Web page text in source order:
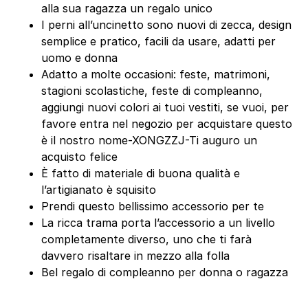
alla sua ragazza un regalo unico
I perni all’uncinetto sono nuovi di zecca, design
semplice e pratico, facili da usare, adatti per
uomo e donna
Adatto a molte occasioni: feste, matrimoni,
stagioni scolastiche, feste di compleanno,
aggiungi nuovi colori ai tuoi vestiti, se vuoi, per
favore entra nel negozio per acquistare questo
è il nostro nome-XONGZZJ-Ti auguro un
acquisto felice
È fatto di materiale di buona qualità e
l’artigianato è squisito
Prendi questo bellissimo accessorio per te
La ricca trama porta l’accessorio a un livello
completamente diverso, uno che ti farà
davvero risaltare in mezzo alla folla
Bel regalo di compleanno per donna o ragazza